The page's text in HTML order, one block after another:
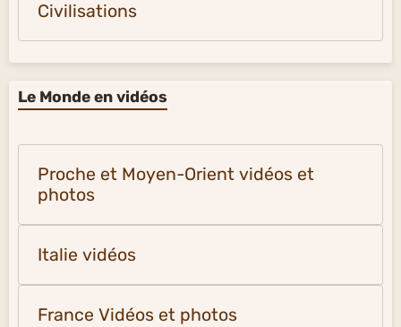
Civilisations
Civilisations
Le Monde en vidéos
Proche et Moyen-Orient vidéos et